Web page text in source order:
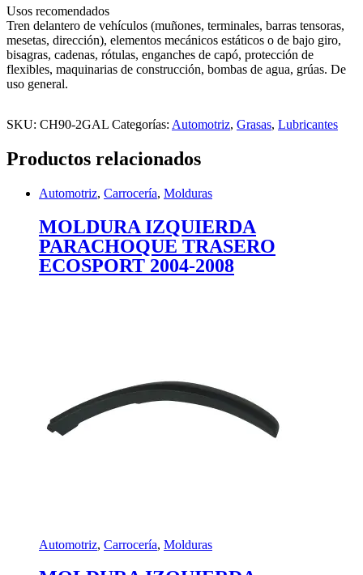
Usos recomendados
Tren delantero de vehículos (muñones, terminales, barras tensoras,
mesetas, dirección), elementos mecánicos estáticos o de bajo giro,
bisagras, cadenas, rótulas, enganches de capó, protección de
flexibles, maquinarias de construcción, bombas de agua, grúas. De
uso general.
SKU: CH90-2GAL Categorías: Automotriz, Grasas, Lubricantes
Productos relacionados
Automotriz, Carrocería, Molduras
MOLDURA IZQUIERDA
PARACHOQUE TRASERO
ECOSPORT 2004-2008
Automotriz, Carrocería, Molduras